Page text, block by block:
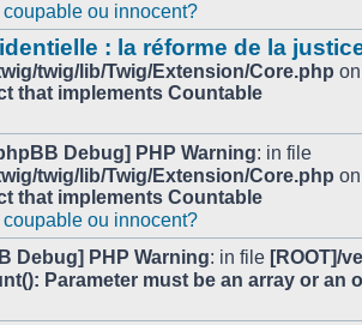
ou innocent?
: la réforme de la
twig/lib/Twig/Extension/Core.php
that implements Countable
Debug] PHP Warning: in file
twig/lib/Twig/Extension/Core.php
that implements Countable
ou innocent?
Debug] PHP Warning: in file [ROOT]/
Parameter must be an array or an